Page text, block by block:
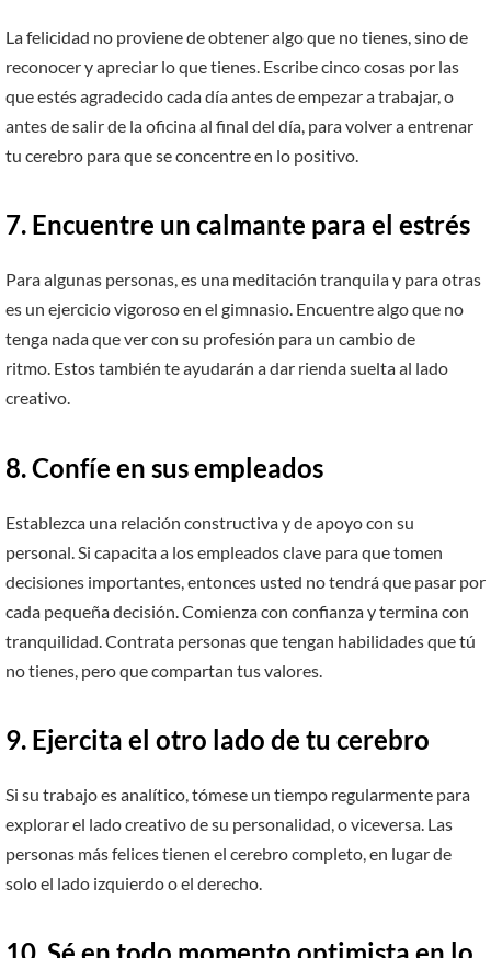
La felicidad no proviene de obtener algo que no tienes, sino de
reconocer y apreciar lo que tienes. Escribe cinco cosas por las
que estés agradecido cada día antes de empezar a trabajar, o
antes de salir de la oficina al final del día, para volver a entrenar
tu cerebro para que se concentre en lo positivo.
7. Encuentre un calmante para el estrés
Para algunas personas, es una meditación tranquila y para otras
es un ejercicio vigoroso en el gimnasio. Encuentre algo que no
tenga nada que ver con su profesión para un cambio de
ritmo. Estos también te ayudarán a dar rienda suelta al lado
creativo.
8.Confíe en sus empleados
Establezca una relación constructiva y de apoyo con su
personal. Si capacita a los empleados clave para que tomen
decisiones importantes, entonces usted no tendrá que pasar por
cada pequeña decisión. Comienza con confianza y termina con
tranquilidad. Contrata personas que tengan habilidades que tú
no tienes, pero que compartan tus valores.
9. Ejercita el otro lado de tu cerebro
Si su trabajo es analítico, tómese un tiempo regularmente para
explorar el lado creativo de su personalidad, o viceversa. Las
personas más felices tienen el cerebro completo, en lugar de
solo el lado izquierdo o el derecho.